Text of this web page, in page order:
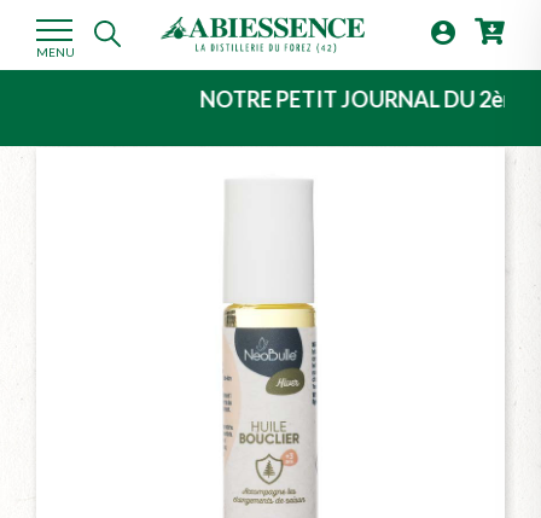
MENU

NOTRE PETIT JOURNAL DU 2ème